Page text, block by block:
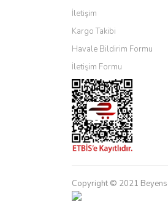
İletişim
Kargo Takibi
Havale Bildirim Formu
İletişim Formu
Copyright © 2021